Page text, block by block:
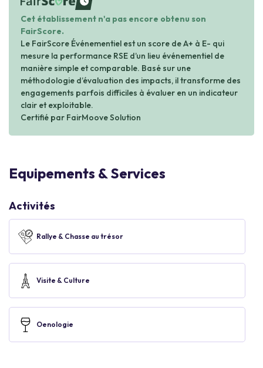
waiting
Cet établissement n'a pas encore obtenu son
FairScore.
Le FairScore Événementiel est un score de A+ à E- qui
mesure la performance RSE d’un lieu événementiel de
manière simple et comparable. Basé sur une
méthodologie d’évaluation des impacts, il transforme des
engagements parfois difficiles à évaluer en un indicateur
clair et exploitable.
Certifié par FairMoove Solution
Equipements & Services
Activités
Rallye & Chasse au trésor
Visite & Culture
Oenologie